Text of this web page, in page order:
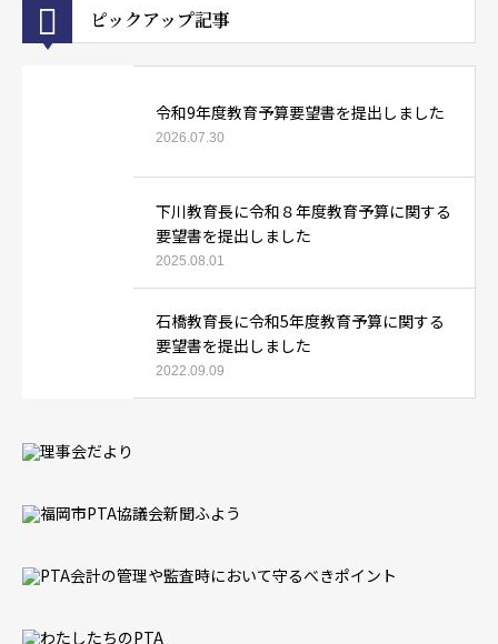
ピックアップ記事
令和9年度教育予算要望書を提出しました
2026.07.30
下川教育長に令和８年度教育予算に関する
要望書を提出しました
2025.08.01
石橋教育長に令和5年度教育予算に関する
要望書を提出しました
2022.09.09